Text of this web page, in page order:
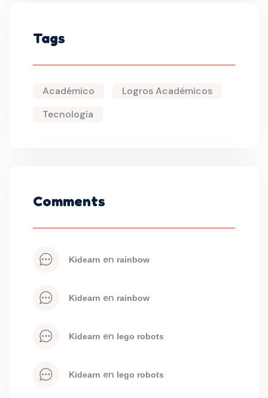
Tags
Académico
Logros Académicos
Tecnología
Comments
kidearn en rainbow
kidearn en rainbow
kidearn en lego robots
kidearn en lego robots